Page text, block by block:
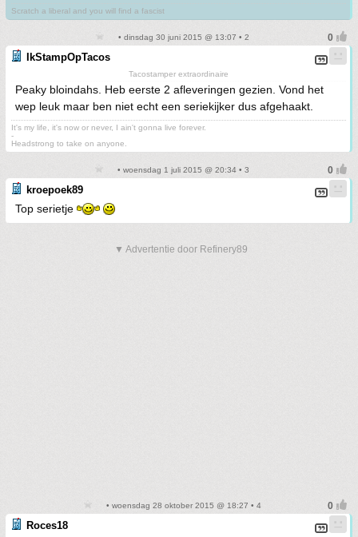
Scratch a liberal and you will find a fascist
• dinsdag 30 juni 2015 @ 13:07 • 2
IkStampOpTacos
Tacostamper extraordinaire
Peaky bloindahs. Heb eerste 2 afleveringen gezien. Vond het
wep leuk maar ben niet echt een seriekijker dus afgehaakt.
It's my life, it's now or never, I ain't gonna live forever.
-
Headstrong to take on anyone.
• woensdag 1 juli 2015 @ 20:34 • 3
kroepoek89
Top serietje
▼ Advertentie door Refinery89
• woensdag 28 oktober 2015 @ 18:27 • 4
Roces18